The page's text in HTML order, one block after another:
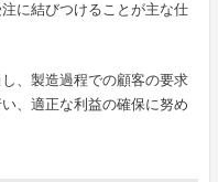
に結びつけることが主な仕
、製造過程での顧客の要求
、適正な利益の確保に努め